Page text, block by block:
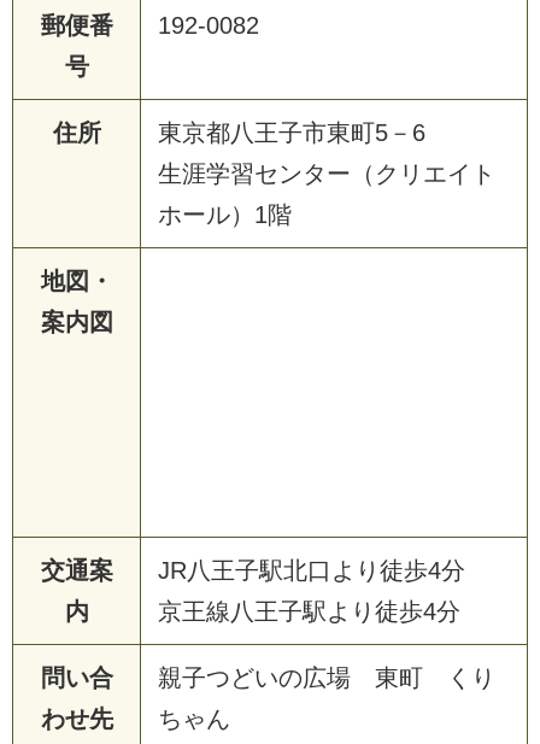
郵便番
号
192-0082
住所
東京都八王子市東町5－6
生涯学習センター（クリエイト
ホール）1階
地図・
案内図
交通案
内
JR八王子駅北口より徒歩4分
京王線八王子駅より徒歩4分
問い合
わせ先
親子つどいの広場 東町 くり
ちゃん